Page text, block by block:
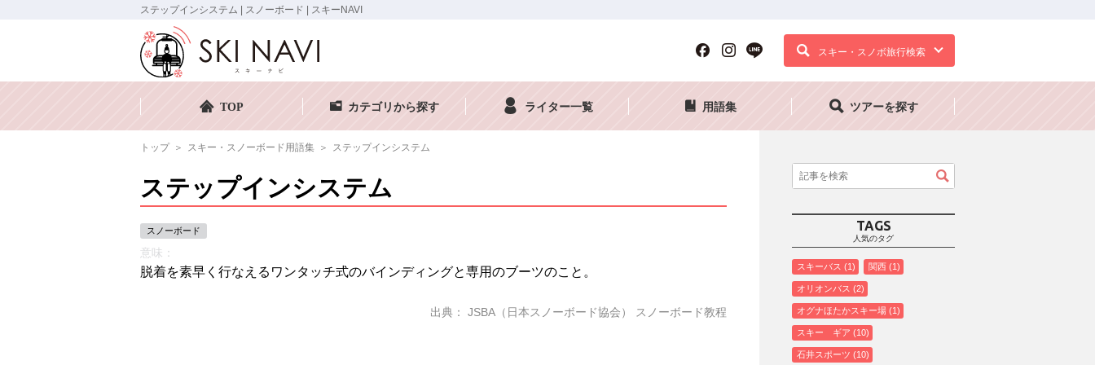
ステップインシステム | スノーボード | スキーNAVI
スキー・スノボ旅行検索
TOP カテゴリから探す ライター一覧 用語集 ツアーを探す
トップ スキー・スノーボード用語集 ステップインシステム
ステップインシステム
スノーボード
意味：
脱着を素早く行なえるワンタッチ式のバインディングと専用のブーツのこと。
出典： JSBA（日本スノーボード協会） スノーボード教程
TAGS
人気のタグ
スキーバス 1 関西 1
オリオンバス 2
オグナほたかスキー場 1
スキー ギア 10
石井スポーツ 10